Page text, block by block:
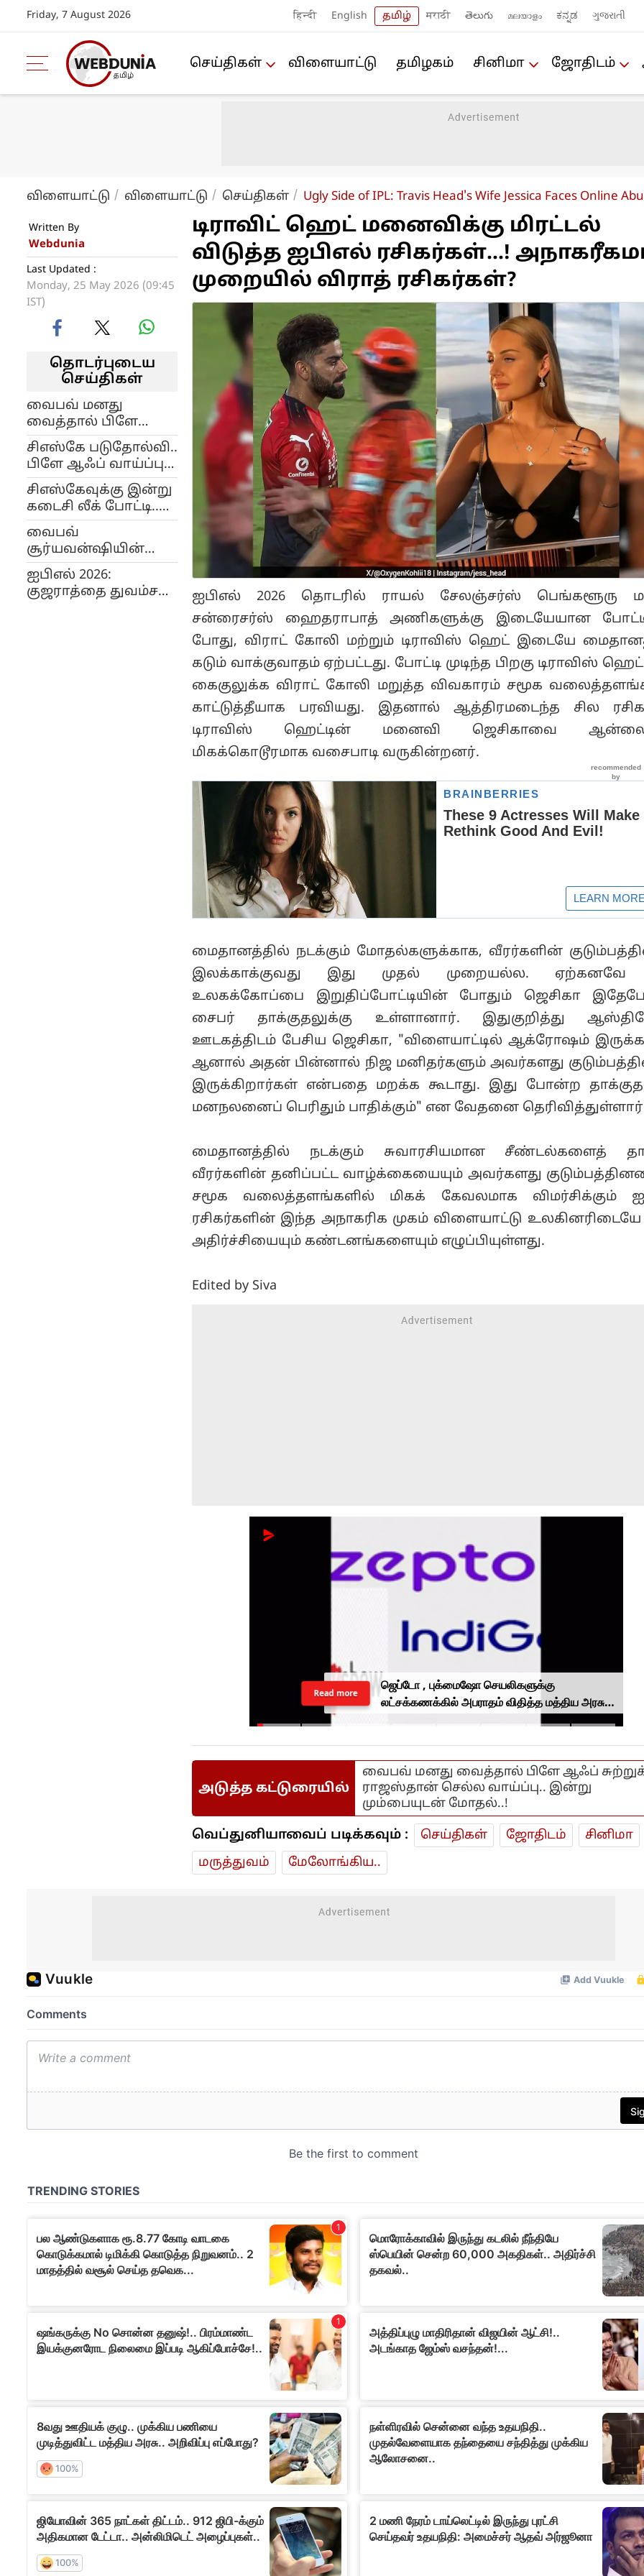
Friday, 7 August 2026 हिन्दी English தமிழ் मराठी తెలుగు മലയാളം ಕನ್ನಡ ગુજરાતી
செய்திகள் விளையா‌ட்டு த‌மிழக‌ம் சினிமா ஜோ‌திட‌ம்
விளையாட்டு விளையாட்டு செய்திகள் Ugly Side of IPL: Travis Head's Wife Jessica Faces Online
Written By
Webdunia
Last Updated :
Monday, 25 May 2026 (09:45
IST)
தொடர்புடைய
செய்திகள்
வைபவ் மனது
வைத்தால் பிளே
ஆஃப் சுற்றுக்கு
ராஜஸ்தான் செல்ல
வாய்ப்பு.. இன்று
மும்பையுடன்
மோதல்..!
சிஎஸ்கே படுதோல்வி..
பிளே ஆஃப் வாய்ப்பு
பறிபோனது.. அடுத்த
சுற்றுக்கு செல்லும் 4
அணிகள் எவை
எவை?
சிஎஸ்கேவுக்கு இன்று
கடைசி லீக் போட்டி..
ஜெயித்தாலும் பிளே
ஆஃப் செல்ல
முடியுமா?
வைபவ்
சூர்யவன்ஷியின்
வரலாற்றுச் சாதனை:
கிரிக்கெட் உலகமே
வியப்பு!
ஐபிஎல் 2026:
குஜராத்தை துவம்சம்
டிராவிட் ஹெட் மனைவிக்கு மிரட்டல்
விடுத்த ஐபிஎல் ரசிகர்கள்...!
முறையில் விராத் ரசிகர்கள்?
ஐபிஎல் 2026 தொடரில் ராயல் சேலஞ்சர்ஸ் பெங்களூரு
சன்ரைசர்ஸ் ஹைதராபாத் அணிகளுக்கு இடையேயான
போது, விராட் கோலி மற்றும் டிராவிஸ் ஹெட் இடையே
கடும் வாக்குவாதம் ஏற்பட்டது. போட்டி முடிந்த பிறகு டிராவிஸ்
கைகுலுக்க விராட் கோலி மறுத்த விவகாரம் சமூக
காட்டுத்தீயாக பரவியது. இதனால் ஆத்திரமடைந்த சில
டிராவிஸ் ஹெட்டின் மனைவி ஜெசிகாவை
மிகக்கொடூரமாக வசைபாடி வருகின்றனர்.
மைதானத்தில் நடக்கும் மோதல்களுக்காக, வீரர்களின்
இலக்காக்குவது இது முதல் முறையல்ல. ஏற்கனவே
உலகக்கோப்பை இறுதிப்போட்டியின் போதும் ஜெசிகா
சைபர் தாக்குதலுக்கு உள்ளானார். இதுகுறித்து
ஊடகத்திடம் பேசிய ஜெசிகா, "விளையாட்டில் ஆக்ரோஷம்
ஆனால் அதன் பின்னால் நிஜ மனிதர்களும் அவர்களது
இருக்கிறார்கள் என்பதை மறக்க கூடாது. இது போன்ற
மனநலனைப் பெரிதும் பாதிக்கும்" என வேதனை
மைதானத்தில் நடக்கும் சுவாரசியமான சீண்டல்களைத்
வீரர்களின் தனிப்பட்ட வாழ்க்கையையும் அவர்களது
சமூக வலைத்தளங்களில் மிகக் கேவலமாக விமர்சிக்கும்
ரசிகர்களின் இந்த அநாகரிக முகம் விளையாட்டு உலகினரிடையே
அதிர்ச்சியையும் கண்டனங்களையும் எழுப்பியுள்ளது.
Edited by Siva
ஜெப்டோ , புக்மைஷோ செயலிகளுக்கு
லட்சக்கணக்கில் அபராதம் விதித்த மத்திய அரசு..
Read more
அடுத்த கட்டுரையில்
வைபவ் மனது வைத்தால் பிளே ஆஃப்
ராஜஸ்தான் செல்ல வாய்ப்பு.. இன்று
மும்பையுடன் மோதல்..!
வெப்துனியாவைப் படிக்கவும் : செய்திகள் ஜோ‌திட‌ம்
சினிமா
மரு‌த்துவ‌ம்
மேலோங்கிய..